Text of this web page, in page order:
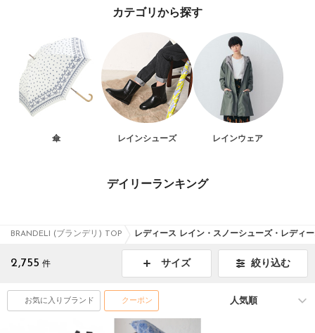
カテゴリから探す
傘 レインシューズ レインウェア
デイリーランキング
BRANDELI (ブランデリ) TOP レディース レイン・スノーシューズ・レディ
2,755 件 サイズ 絞り込む
お気に入りブランド クーポン